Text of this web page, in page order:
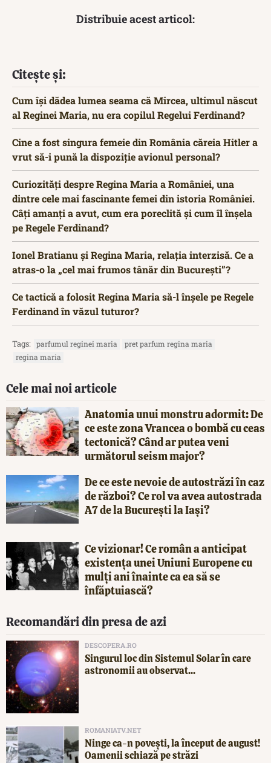
Distribuie acest articol:
Citește și:
Cum își dădea lumea seama că Mircea, ultimul născut
al Reginei Maria, nu era copilul Regelui Ferdinand?
Cine a fost singura femeie din România căreia Hitler a
vrut să-i pună la dispoziție avionul personal?
Curiozități despre Regina Maria a României, una
dintre cele mai fascinante femei din istoria României.
Câți amanți a avut, cum era poreclită și cum îl înșela
pe Regele Ferdinand?
Ionel Bratianu și Regina Maria, relația interzisă. Ce a
atras-o la „cel mai frumos tânăr din București”?
Ce tactică a folosit Regina Maria să-l înșele pe Regele
Ferdinand în văzul tuturor?
Tags: parfumul reginei maria
pret parfum regina maria
regina maria
Cele mai noi articole
Anatomia unui monstru adormit: De
ce este zona Vrancea o bombă cu ceas
tectonică? Când ar putea veni
următorul seism major?
De ce este nevoie de autostrăzi în caz
de război? Ce rol va avea autostrada
A7 de la București la Iași?
Ce vizionar! Ce român a anticipat
existența unei Uniuni Europene cu
mulți ani înainte ca ea să se
înfăptuiască?
Recomandări din presa de azi
DESCOPERA.RO
Singurul loc din Sistemul Solar în care
astronomii au observat...
ROMANIATV.NET
Ninge ca-n povești, la început de august!
Oamenii schiază pe străzi